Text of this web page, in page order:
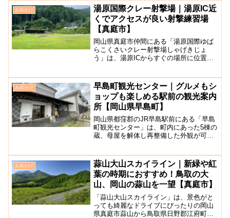
品は、宇野港周辺の沿岸や児島湖で拾い
集めた空き缶やペット...
お出かけ
湯原国際クレー射撃場｜湯原IC近
くでアクセスが良い射撃練習場
【真庭市】
岡山県真庭市仲間にある「湯原国際ゆば
らこくさいクレー射撃場しゃげきじょ
う」は、湯原ICからすぐの場所に位置す
他にもスラッグ50ｍ（5人）・エアライフ
ル30ｍ（1人）があ...
お出かけ
早島町観光センター｜グルメもシ
ョップも楽しめる駅前の観光案内
所【岡山県早島町】
岡山県都窪郡のJR早島駅前にある「早島
町観光センター」は、町内にあった5棟の
蔵、母屋を解体し再整備した外観が可愛
店が変わるひまりやさん、卵娘庵こひよ
さんなどがあります。...
お出かけ
蒜山大山スカイライン｜新緑や紅
葉の時期におすすめ！鳥取の大
山、岡山の蒜山を一望【真庭市】
「蒜山大山スカイライン」は、景色がと
っても綺麗なドライブにぴったりの岡山
県真庭市蒜山から鳥取県日野郡江府町に